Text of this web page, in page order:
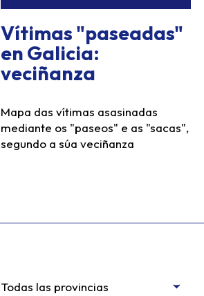
Vítimas "paseadas"
en Galicia:
veciñanza
Mapa das vítimas asasinadas
mediante os "paseos" e as "sacas",
segundo a súa veciñanza